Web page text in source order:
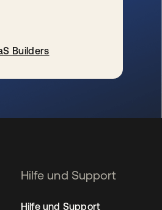
Builders
Hilfe und Support
Hilfe und Support